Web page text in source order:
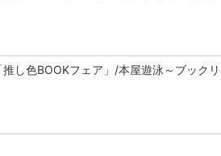
し色BOOKフェア」/本屋遊泳～ブック